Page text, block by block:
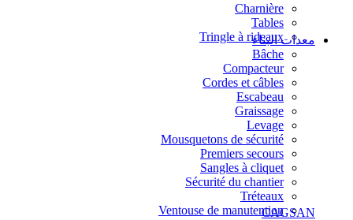
Charnière
Tables
Tringle à rideauxمعدات البناء
Bâche
Compacteur
Cordes et câbles
Escabeau
Graissage
Levage
Mousquetons de sécurité
Premiers secours
Sangles à cliquet
Sécurité du chantier
Tréteaux
Ventouse de manutentionCAGSAN